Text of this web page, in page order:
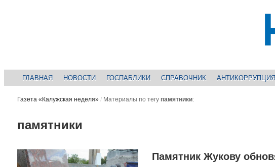
ГЛАВНАЯ НОВОСТИ ГОСПАБЛИКИ СПРАВОЧНИК АНТИКОРРУПЦИЯ
Газета «Калужская неделя» / Материалы по тегу памятники:
памятники
Памятник Жукову